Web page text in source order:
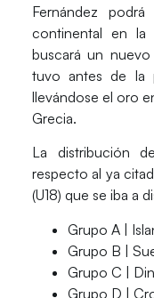
Fernández podrá
continental en
buscará un
tuvo antes de la
llevándose el oro
Grecia.
La distribución
respecto al ya
(U18) que se iba a
Grupo A |
Grupo B |
Grupo C |
Grupo D |